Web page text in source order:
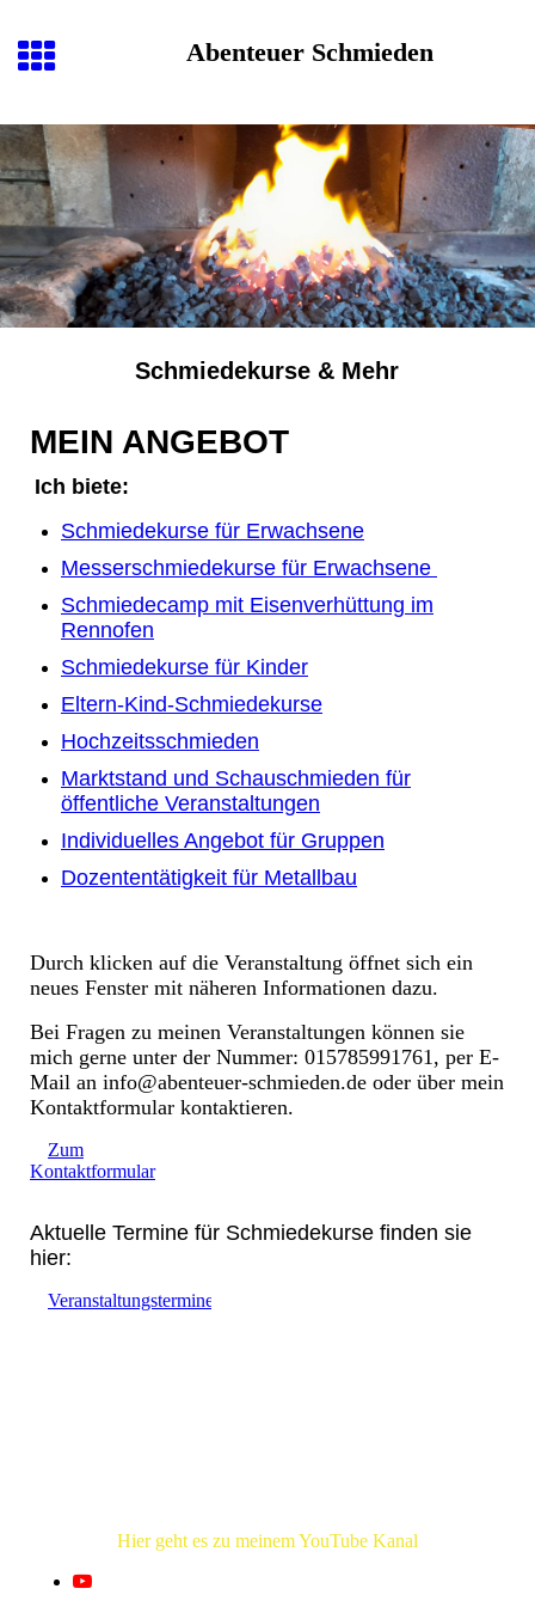
Abenteuer Schmieden
Schmiedekurse & Mehr
MEIN ANGEBOT
Ich biete:
Schmiedekurse für Erwachsene
Messerschmiedekurse für Erwachsene
Schmiedecamp mit Eisenverhüttung im
Rennofen
Schmiedekurse für Kinder
Eltern-Kind-Schmiedekurse
Hochzeitsschmieden
Marktstand und Schauschmieden für
öffentliche Veranstaltungen
Individuelles Angebot für Gruppen
Dozententätigkeit für Metallbau
Durch klicken auf die Veranstaltung öffnet sich ein
neues Fenster mit näheren Informationen dazu.
Bei Fragen zu meinen Veranstaltungen können sie
mich gerne unter der Nummer: 015785991761, per E-
Mail an info@abenteuer-schmieden.de oder über mein
Kontaktformular kontaktieren.
Zum
Kontaktformular
Aktuelle Termine für Schmiedekurse finden sie
hier:
Veranstaltungstermine
Hier geht es zu meinem YouTube Kanal